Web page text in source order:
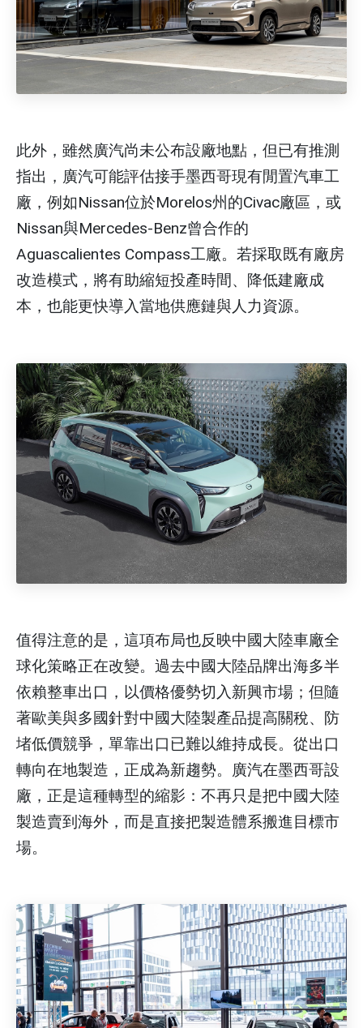
此外，雖然廣汽尚未公布設廠地點，但已有推測
指出，廣汽可能評估接手墨西哥現有閒置汽車工
廠，例如Nissan位於Morelos州的Civac廠區，或
Nissan與Mercedes-Benz曾合作的
Aguascalientes Compass工廠。若採取既有廠房
改造模式，將有助縮短投產時間、降低建廠成
本，也能更快導入當地供應鏈與人力資源。
值得注意的是，這項布局也反映中國大陸車廠全
球化策略正在改變。過去中國大陸品牌出海多半
依賴整車出口，以價格優勢切入新興市場；但隨
著歐美與多國針對中國大陸製產品提高關稅、防
堵低價競爭，單靠出口已難以維持成長。從出口
轉向在地製造，正成為新趨勢。廣汽在墨西哥設
廠，正是這種轉型的縮影：不再只是把中國大陸
製造賣到海外，而是直接把製造體系搬進目標市
場。